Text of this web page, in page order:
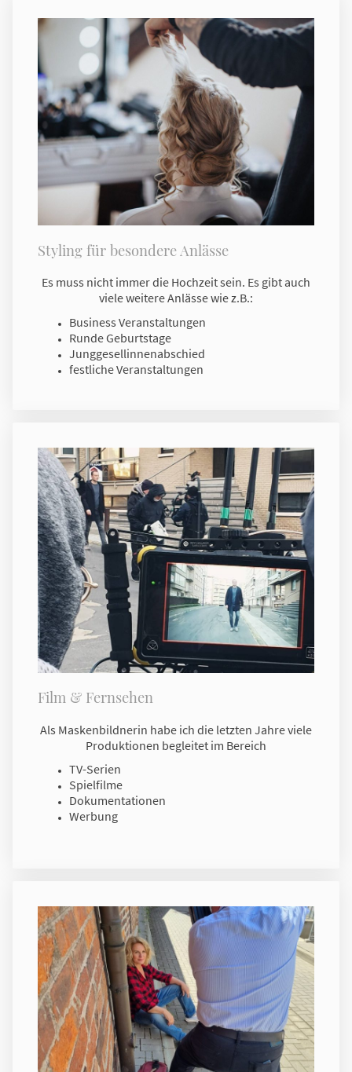
Styling für besondere Anlässe
Es muss nicht immer die Hochzeit sein. Es gibt auch
viele weitere Anlässe wie z.B.:
Business Veranstaltungen
Runde Geburtstage
Junggesellinnenabschied
festliche Veranstaltungen
Film & Fernsehen
Als Maskenbildnerin habe ich die letzten Jahre viele
Produktionen begleitet im Bereich
TV-Serien
Spielfilme
Dokumentationen
Werbung